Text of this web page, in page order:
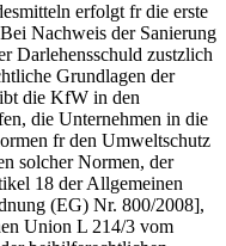
erfolgt fr die erste
Nachweis der Sanierung
Darlehensschuld zustzlich
Grundlagen der
die KfW in den
die Unternehmen in die
fr den Umweltschutz
solcher Normen, der
18 der Allgemeinen
(EG) Nr. 800/2008],
Union L 214/3 vom